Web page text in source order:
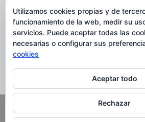
Contacto
Grupo Comunicación y
C/ Ros de Olano, 5 Loc. 28002
Tel. 91 037 84 28
Utilizamos cookies propias y de
funcionamiento de la web, medir su
servicios. Puede aceptar todas las
necesarias o configurar sus
cookies
Aceptar todo
Rechazar